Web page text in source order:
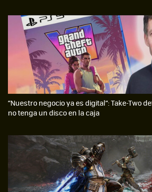
“Nuestro negocio ya es digital”: Take-Two
no tenga un disco en la caja